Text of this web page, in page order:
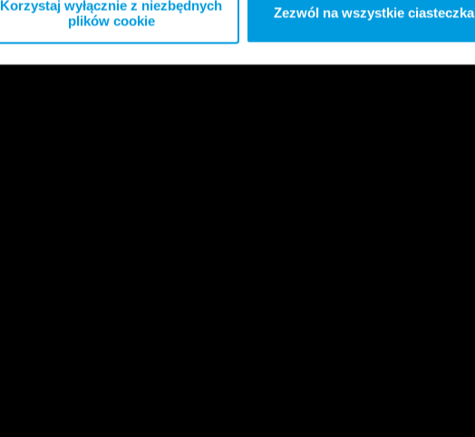
Korzystaj wyłącznie z niezbędnych
plików cookie
Zezwól na wszystkie ciasteczka